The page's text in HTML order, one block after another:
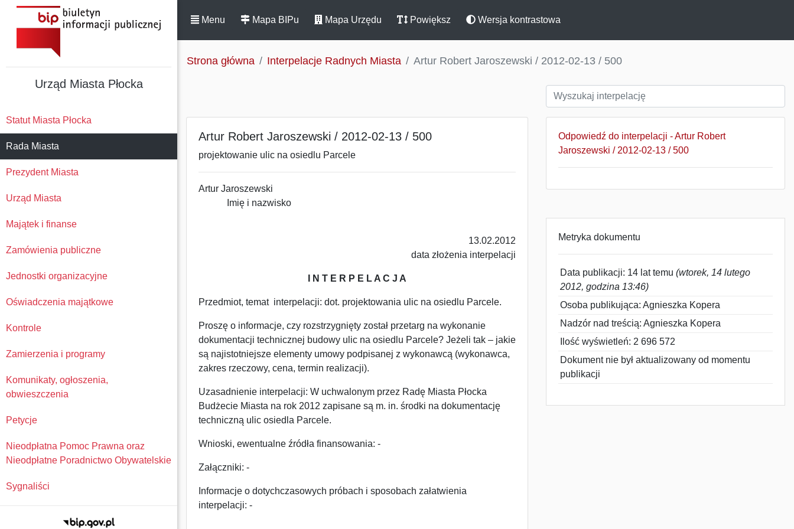
Urząd Miasta Płocka
Statut Miasta Płocka
Rada Miasta
Prezydent Miasta
Urząd Miasta
Majątek i finanse
Zamówienia publiczne
Jednostki organizacyjne
Oświadczenia majątkowe
Kontrole
Zamierzenia i programy
Komunikaty, ogłoszenia,
obwieszczenia
Petycje
Nieodpłatna Pomoc Prawna oraz
Nieodpłatne Poradnictwo Obywatelskie
Sygnaliści
Menu Mapa BIPu Mapa Urzędu Powiększ Wersja kontrastowa
Strona główna Interpelacje Radnych Miasta Artur Robert Jaroszewski / 2012-02-13 / 500
Artur Robert Jaroszewski / 2012-02-13 / 500
projektowanie ulic na osiedlu Parcele
Artur Jaroszewski
Imię i nazwisko
13.02.2012
data złożenia interpelacji
I N T E R P E L A C J A
Przedmiot, temat interpelacji: dot. projektowania ulic na osiedlu Parcele.
Proszę o informacje, czy rozstrzygnięty został przetarg na wykonanie
dokumentacji technicznej budowy ulic na osiedlu Parcele? Jeżeli tak – jakie
są najistotniejsze elementy umowy podpisanej z wykonawcą (wykonawca,
zakres rzeczowy, cena, termin realizacji).
Uzasadnienie interpelacji: W uchwalonym przez Radę Miasta Płocka
Budżecie Miasta na rok 2012 zapisane są m. in. środki na dokumentację
techniczną ulic osiedla Parcele.
Wnioski, ewentualne źródła finansowania: -
Załączniki: -
Informacje o dotychczasowych próbach i sposobach załatwienia
interpelacji: -
Odpowiedź do interpelacji - Artur Robert
Jaroszewski / 2012-02-13 / 500
Metryka dokumentu
Data publikacji: 14 lat temu (wtorek, 14 lutego
2012, godzina 13:46)
Osoba publikująca: Agnieszka Kopera
Nadzór nad treścią: Agnieszka Kopera
Ilość wyświetleń: 2 696 572
Dokument nie był aktualizowany od momentu
publikacji